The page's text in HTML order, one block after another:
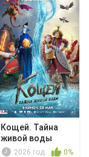
Кощей. Тайна
живой воды
2026 год 0%